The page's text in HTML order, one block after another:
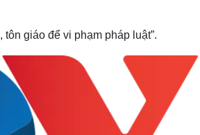
giáo để vi phạm pháp luật”.